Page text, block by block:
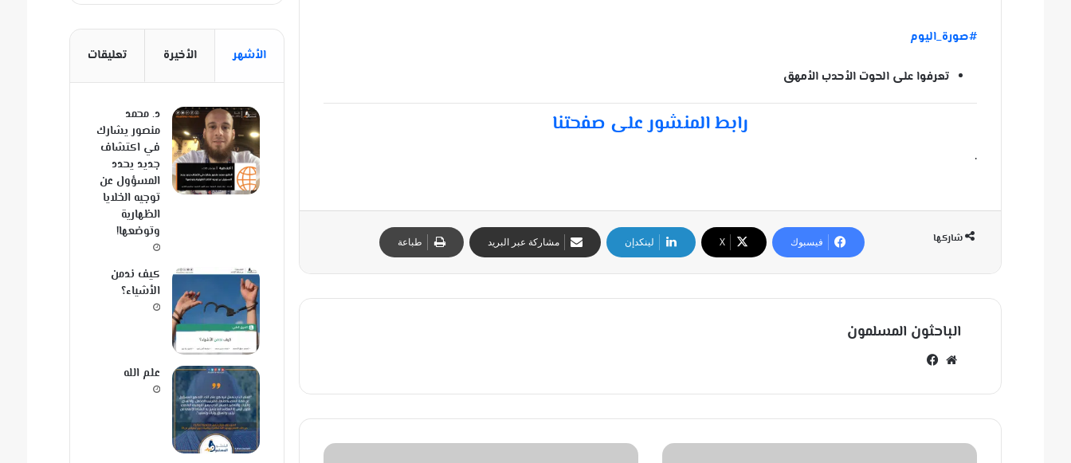
#صورة_اليوم
تعرفوا على الحوت الأحدب الأمهق
رابط المنشور على صفحتنا
.
شاركها فيسبوك ‫X لينكدإن مشاركة عبر البريد طباعة
الباحثون المسلمون
مو
الوي
ب
وك
ق
ب
الأشهر الأخيرة تعليقات
د. محمد
منصور يشارك
في اكتشاف
جديد يحدد
المسؤول عن
توجيه الخلايا
الظهارية
وتوضعها!
كيف ندمن
الأشياء؟
علم الله